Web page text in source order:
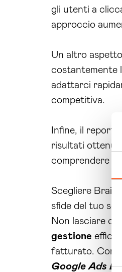
gli utenti a
approccio
Un altro
costantemente
adattarci
competitiva.
Infine, il report
risultati ottenuti
comprendere
Scegliere
sfide del tuo
Non lasciare
gestione
fatturato.
Google Ads